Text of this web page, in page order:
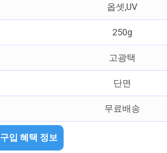
옵셋,UV
250g
고광택
단면
무료배송
구입 혜택 정보